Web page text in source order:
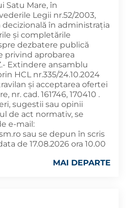
Satu Mare, în
Legii nr.52/2003,
în administrația
și completările
dezbatere publică
privind aprobarea
Extindere ansamblu
HCL nr.335/24.10.2024
şi acceptarea ofertei
nr. cad. 161746, 170410 .
sugestii sau opinii
de act normativ, se
e-mail:
sau se depun în scris
de 17.08.2026 ora 10.00
MAI DEPARTE